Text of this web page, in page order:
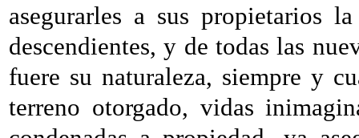
asegurarles a sus propietarios
descendientes, y de todas las
fuere su naturaleza, siempre y
terreno otorgado, vidas